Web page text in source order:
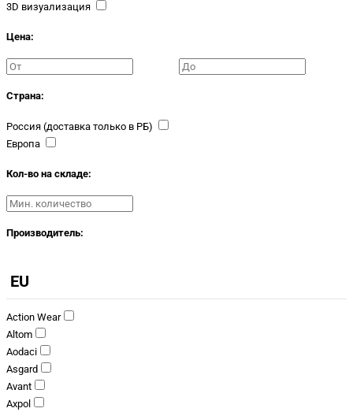
3D визуализация
Цена:
Страна:
Россия (доставка только в РБ)
Европа
Кол-во на складе:
Производитель:
EU
Action Wear
Altom
Aodaci
Asgard
Avant
Axpol